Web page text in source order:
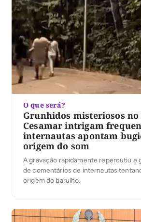
O que será?
Grunhidos misteriosos no
Cesamar intrigam
internautas apontam
origem do som
A gravação rapidamente repercutiu e
de comentários de internautas
origem do barulho.